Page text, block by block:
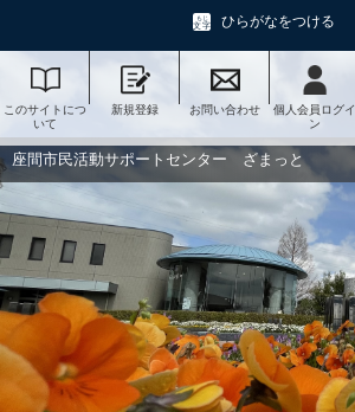
ひらがなをつける
このサイトにつ
いて
新規登録 お問い合わせ
個人会員ログイ
ン
座間市民活動サポートセンター ざまっと